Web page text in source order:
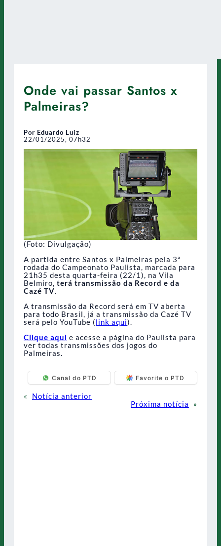
Onde vai passar Santos x
Palmeiras?
Por Eduardo Luiz
22/01/2025, 07h32
(Foto: Divulgação)
A partida entre Santos x Palmeiras pela 3ª
rodada do Campeonato Paulista, marcada para
21h35 desta quarta-feira (22/1), na Vila
Belmiro, terá transmissão da Record e da
Cazé TV.
A transmissão da Record será em TV aberta
para todo Brasil, já a transmissão da Cazé TV
será pelo YouTube (link aqui).
Clique aqui e acesse a página do Paulista para
ver todas transmissões dos jogos do
Palmeiras.
Canal do PTD Favorite o PTD
«
Notícia anterior
Próxima notícia
»